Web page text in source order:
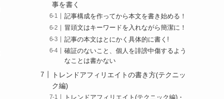
事を書く
記事構成を作ってから本文を書き始める！
冒頭文はキーワードを入れながら簡潔に！
記事の本文はとにかく具体的に書く!
確証のないこと、個人を誹謗中傷するよう
なことは書かない
トレンドアフィリエイトの書き方(テクニッ
ク編)
トレンドアフィリエイト(テクニック編)・